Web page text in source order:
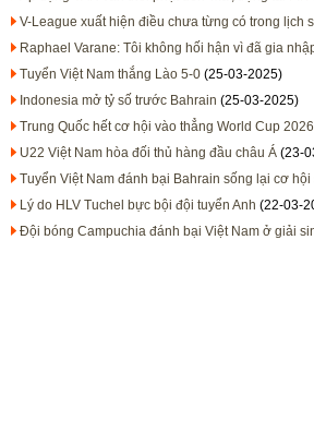
V-League xuất hiện điều chưa từng có trong lịch
Raphael Varane: Tôi không hối hận vì đã gia
Tuyển Việt Nam thắng Lào 5-0 (25-03-2025)
Indonesia mở tỷ số trước Bahrain (25-03-2025)
Trung Quốc hết cơ hội vào thẳng World Cup 2026
U22 Việt Nam hòa đối thủ hàng đầu châu Á (23-
Tuyển Việt Nam đánh bại Bahrain sống lại cơ
Lý do HLV Tuchel bực bội đội tuyển Anh (22-03-
Đội bóng Campuchia đánh bại Việt Nam ở giải